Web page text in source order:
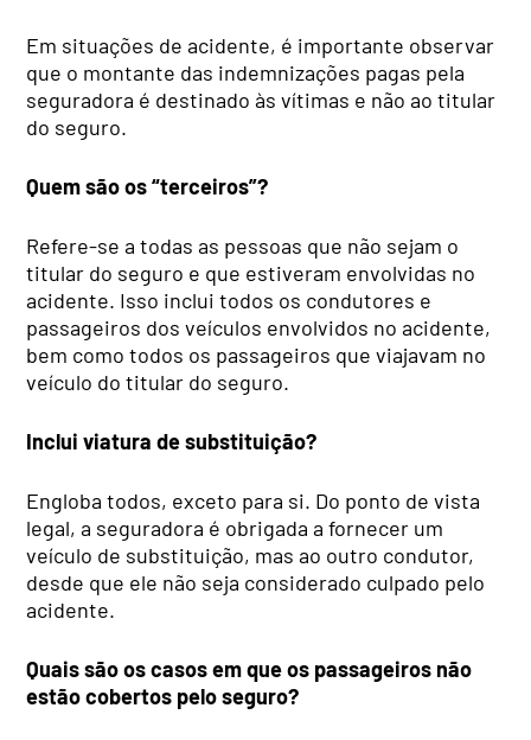
Em situações de acidente, é importante observar
que o montante das indemnizações pagas pela
seguradora é destinado às vítimas e não ao titular
do seguro.
Quem são os “terceiros”?
Refere-se a todas as pessoas que não sejam o
titular do seguro e que estiveram envolvidas no
acidente. Isso inclui todos os condutores e
passageiros dos veículos envolvidos no acidente,
bem como todos os passageiros que viajavam no
veículo do titular do seguro.
Inclui viatura de substituição?
Engloba todos, exceto para si. Do ponto de vista
legal, a seguradora é obrigada a fornecer um
veículo de substituição, mas ao outro condutor,
desde que ele não seja considerado culpado pelo
acidente.
Quais são os casos em que os passageiros não
estão cobertos pelo seguro?